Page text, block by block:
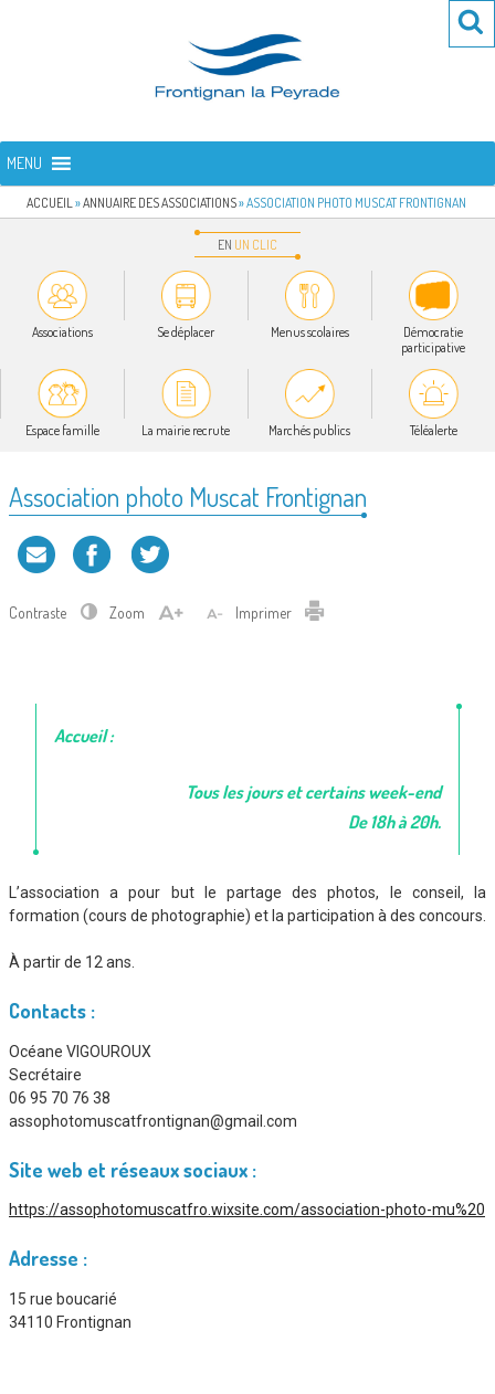
FRONTIGNAN LA PEYRADE
MENU
ACCUEIL »ANNUAIRE DES ASSOCIATIONS»ASSOCIATION PHOTO MUSCAT FRONTIGNAN
EN UN CLIC
Associations Se déplacer Menus scolaires
Démocratie
participative
Espace famille La mairie recrute Marchés publics Téléalerte
Association photo Muscat Frontignan
Contraste Zoom Imprimer
Accueil :
Tous les jours et certains week-end
De 18h à 20h.
L’association a pour but le partage des photos, le conseil, la
formation (cours de photographie) et la participation à des concours.
À partir de 12 ans.
Contacts :
Océane VIGOUROUX
Secrétaire
06 95 70 76 38
assophotomuscatfrontignan@gmail.com
Site web et réseaux sociaux :
https://assophotomuscatfro.wixsite.com/association-photo-mu%20
Adresse :
15 rue boucarié
34110 Frontignan